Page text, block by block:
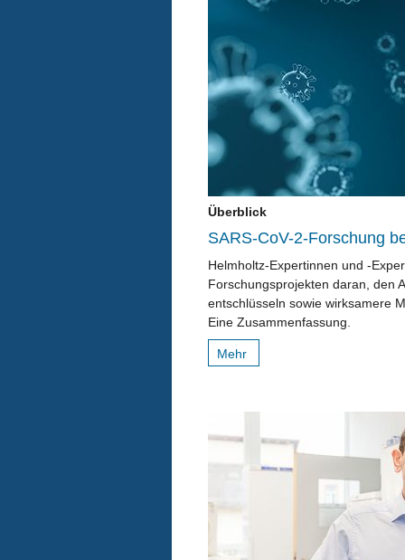
Überblick
SARS-CoV-2-Forschung
Helmholtz-Expertinnen und -
Forschungsprojekten daran, den
entschlüsseln sowie wirksamere
Eine Zusammenfassung.
Mehr